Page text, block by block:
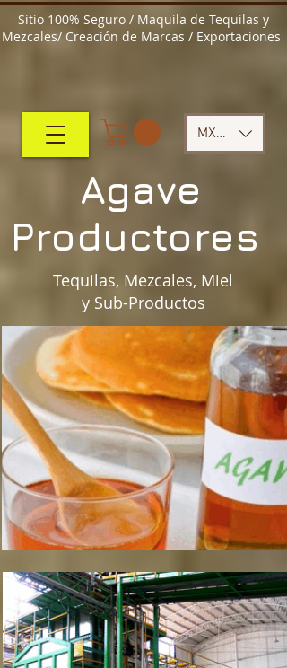
Sitio 100% Seguro / Maquila de Tequilas y
Mezcales/ Creación de Marcas / Exportaciones
MXN ($)
Agave
Productores
Tequilas, Mezcales, Miel
y Sub-Productos